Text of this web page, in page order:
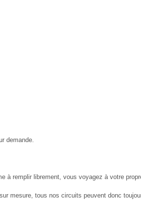
demande.
à remplir librement, vous voyagez à votre
mesure, tous nos circuits peuvent donc